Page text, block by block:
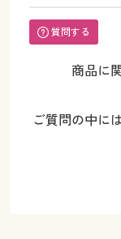
質問する
商品に
ご質問の中に